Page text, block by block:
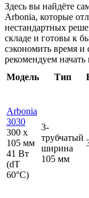
Здесь вы найдёте
Arbonia, которые
нестандартных
складе и готовы к
сэкономить время и
рекомендуем
Модель
Тип
Arbonia
3030
300 x
105 мм
41 Вт
(dT
60°C)
3-
трубчатый
ширина
105 мм